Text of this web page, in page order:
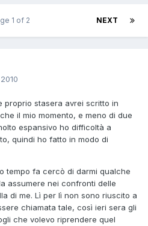
NEXT
1 of 2
proprio stasera avrei scritto in
il mio momento, e meno di due
espansivo ho difficoltà a
quindi ho fatto in modo di
tempo fa cercò di darmi qualche
assumere nei confronti delle
di me. Lì per lì non sono riuscito a
chiamata tale, così ieri sera gli
che volevo riprendere quel